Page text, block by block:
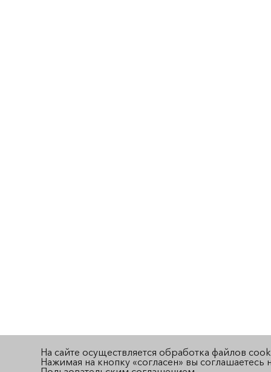
На сайте осуществляется обработка файлов
Нажимая на кнопку «согласен» вы соглашаетесь